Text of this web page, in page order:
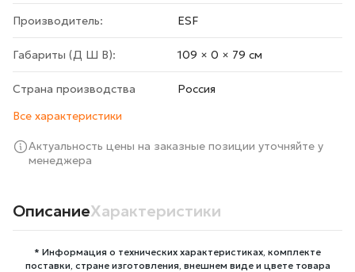
Производитель: ESF
Габариты (Д Ш В): 109 × 0 × 79 cм
Страна производства
Росcия
Все характеристики
Актуальность цены на заказные позиции уточняйте у
менеджера
ОписаниеХарактеристики
* Информация о технических характеристиках, комплекте
поставки, стране изготовления, внешнем виде и цвете товара